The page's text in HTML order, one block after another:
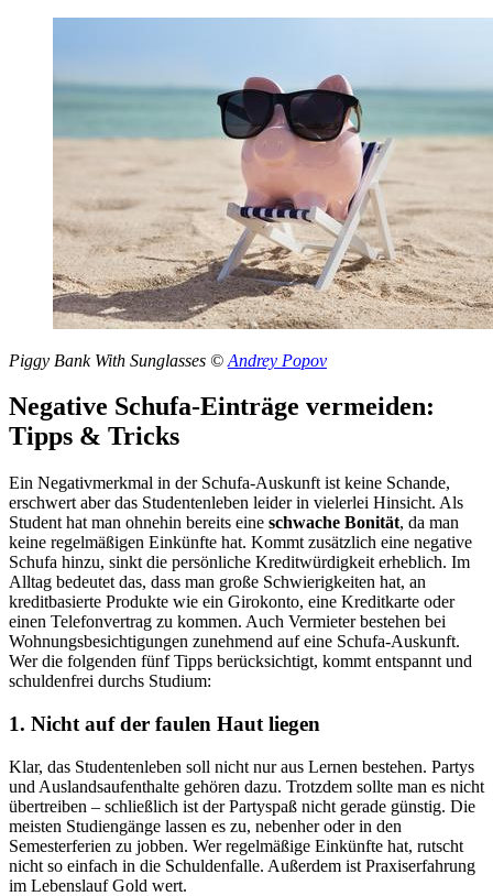
Piggy Bank With Sunglasses © Andrey Popov
Negative Schufa-Einträge vermeiden:
Tipps & Tricks
Ein Negativmerkmal in der Schufa-Auskunft ist keine Schande,
erschwert aber das Studentenleben leider in vielerlei Hinsicht. Als
Student hat man ohnehin bereits eine schwache Bonität, da man
keine regelmäßigen Einkünfte hat. Kommt zusätzlich eine negative
Schufa hinzu, sinkt die persönliche Kreditwürdigkeit erheblich. Im
Alltag bedeutet das, dass man große Schwierigkeiten hat, an
kreditbasierte Produkte wie ein Girokonto, eine Kreditkarte oder
einen Telefonvertrag zu kommen. Auch Vermieter bestehen bei
Wohnungsbesichtigungen zunehmend auf eine Schufa-Auskunft.
Wer die folgenden fünf Tipps berücksichtigt, kommt entspannt und
schuldenfrei durchs Studium:
1. Nicht auf der faulen Haut liegen
Klar, das Studentenleben soll nicht nur aus Lernen bestehen. Partys
und Auslandsaufenthalte gehören dazu. Trotzdem sollte man es nicht
übertreiben – schließlich ist der Partyspaß nicht gerade günstig. Die
meisten Studiengänge lassen es zu, nebenher oder in den
Semesterferien zu jobben. Wer regelmäßige Einkünfte hat, rutscht
nicht so einfach in die Schuldenfalle. Außerdem ist Praxiserfahrung
im Lebenslauf Gold wert.